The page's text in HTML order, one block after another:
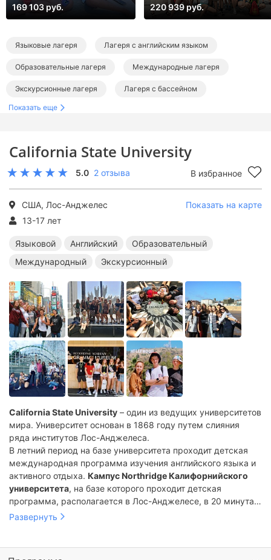
California State University
5.0 2 отзыва В избранное
США, Лос-Анджелес
Показать на карте
13-17 лет
Языковой Английский
Образовательный
Международный
Экскурсионный
California State University – один из ведущих университетов
мира. Университет основан в 1868 году путем слияния
ряда институтов Лос-Анджелеса.
В летний период на базе университета проходит детская
международная программа изучения английского языка и
активного отдыха. Кампус Northridge Калифорнийского
университета, на базе которого проходит детская
программа, располагается в Лос-Анджелесе, в 20 минутах
езды от Голливуда, парка Universal Studios, Санта-Моники и
Развернуть
169 103 руб. 220 939 руб.
Языковые лагеря Лагеря с английским языком
Образовательные лагеря Международные лагеря
Экскурсионные лагеря Лагеря с бассейном
Лагеря в США
Английские лагеря за границей
Образовательные лагеря за границей
Экскурсионные лагеря за границей
Лагеря с бассейном за границей
Показать еще